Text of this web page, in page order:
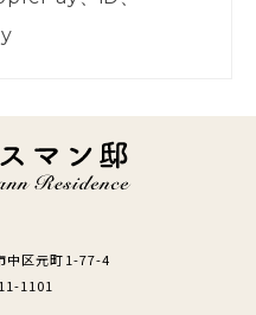
区元町1-77-4
1101